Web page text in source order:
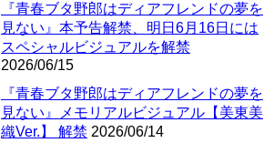
『青春ブタ野郎はディアフレンドの夢を
見ない』本予告解禁、明日6月16日には
スペシャルビジュアルを解禁
2026/06/15
『青春ブタ野郎はディアフレンドの夢を
見ない』メモリアルビジュアル【美東美
織Ver.】 解禁 2026/06/14